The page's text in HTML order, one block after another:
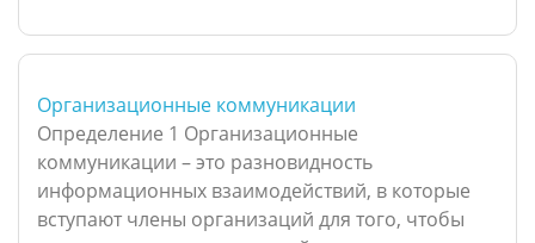
Организационные коммуникации
Определение 1 Организационные
коммуникации – это разновидность
информационных взаимодействий, в которые
вступают члены организаций для того, чтобы